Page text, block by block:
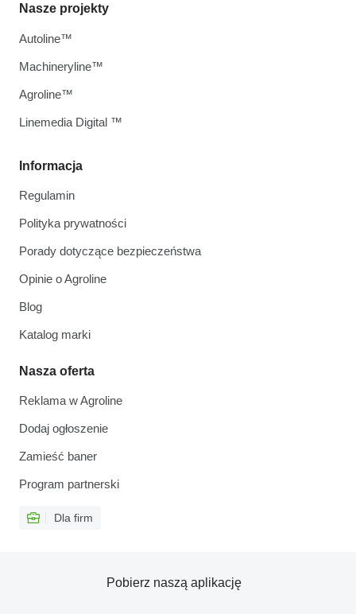
Informacja
Regulamin
Polityka prywatności
Porady dotyczące bezpieczeństwa
Opinie o Agroline
Blog
Katalog marki
Nasza oferta
Reklama w Agroline
Dodaj ogłoszenie
Zamieść baner
Program partnerski
Dla firm
Nasze projekty
Autoline™
Machineryline™
Agroline™
Linemedia Digital ™
Pobierz naszą aplikację